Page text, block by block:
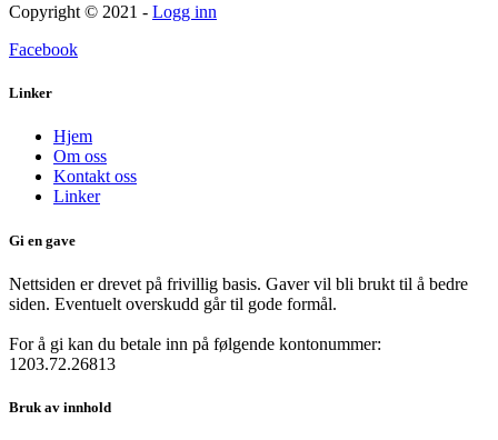
Copyright © 2021 - Logg inn
Facebook
Linker
Hjem
Om oss
Kontakt oss
Linker
Gi en gave
Nettsiden er drevet på frivillig basis. Gaver vil bli brukt til å bedre
siden. Eventuelt overskudd går til gode formål.
For å gi kan du betale inn på følgende kontonummer:
1203.72.26813
Bruk av innhold